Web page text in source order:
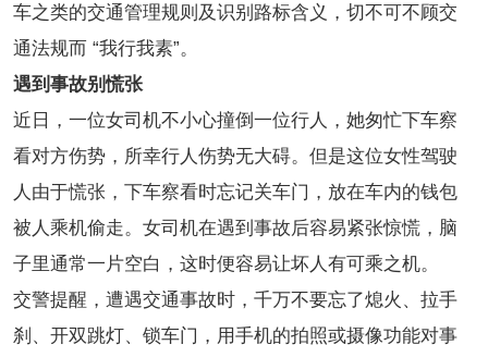
车之类的交通管理规则及识别路标含义，切不可不顾交
通法规而 “我行我素”。
遇到事故别慌张
近日，一位女司机不小心撞倒一位行人，她匆忙下车察
看对方伤势，所幸行人伤势无大碍。但是这位女性驾驶
人由于慌张，下车察看时忘记关车门，放在车内的钱包
被人乘机偷走。女司机在遇到事故后容易紧张惊慌，脑
子里通常一片空白，这时便容易让坏人有可乘之机。
交警提醒，遭遇交通事故时，千万不要忘了熄火、拉手
刹、开双跳灯、锁车门，用手机的拍照或摄像功能对事